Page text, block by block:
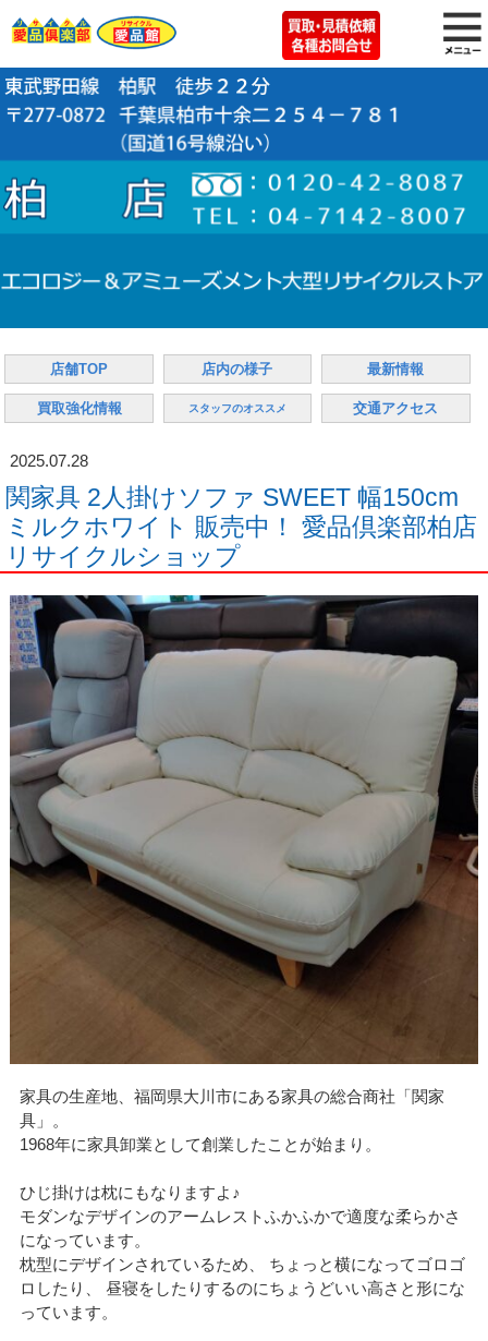
店舗TOP 店内の様子 最新情報
買取強化情報 スタッフのオススメ 交通アクセス
2025.07.28
関家具 2人掛けソファ SWEET 幅150cm
ミルクホワイト 販売中！ 愛品倶楽部柏店
リサイクルショップ
家具の生産地、福岡県大川市にある家具の総合商社「関家
具」。
1968年に家具卸業として創業したことが始まり。
ひじ掛けは枕にもなりますよ♪
モダンなデザインのアームレストふかふかで適度な柔らかさ
になっています。
枕型にデザインされているため、 ちょっと横になってゴロゴ
ロしたり、 昼寝をしたりするのにちょうどいい高さと形にな
っています。